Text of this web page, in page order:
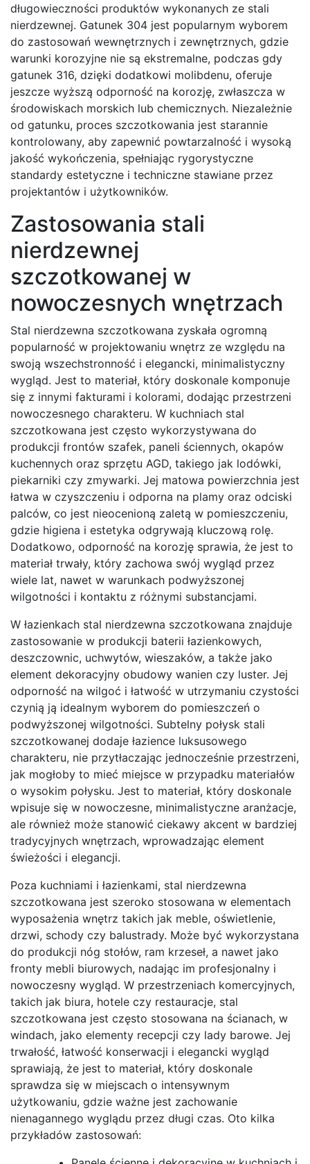
długowieczności produktów wykonanych ze stali
nierdzewnej. Gatunek 304 jest popularnym wyborem
do zastosowań wewnętrznych i zewnętrznych, gdzie
warunki korozyjne nie są ekstremalne, podczas gdy
gatunek 316, dzięki dodatkowi molibdenu, oferuje
jeszcze wyższą odporność na korozję, zwłaszcza w
środowiskach morskich lub chemicznych. Niezależnie
od gatunku, proces szczotkowania jest starannie
kontrolowany, aby zapewnić powtarzalność i wysoką
jakość wykończenia, spełniając rygorystyczne
standardy estetyczne i techniczne stawiane przez
projektantów i użytkowników.
Zastosowania stali
nierdzewnej
szczotkowanej w
nowoczesnych wnętrzach
Stal nierdzewna szczotkowana zyskała ogromną
popularność w projektowaniu wnętrz ze względu na
swoją wszechstronność i elegancki, minimalistyczny
wygląd. Jest to materiał, który doskonale komponuje
się z innymi fakturami i kolorami, dodając przestrzeni
nowoczesnego charakteru. W kuchniach stal
szczotkowana jest często wykorzystywana do
produkcji frontów szafek, paneli ściennych, okapów
kuchennych oraz sprzętu AGD, takiego jak lodówki,
piekarniki czy zmywarki. Jej matowa powierzchnia jest
łatwa w czyszczeniu i odporna na plamy oraz odciski
palców, co jest nieocenioną zaletą w pomieszczeniu,
gdzie higiena i estetyka odgrywają kluczową rolę.
Dodatkowo, odporność na korozję sprawia, że jest to
materiał trwały, który zachowa swój wygląd przez
wiele lat, nawet w warunkach podwyższonej
wilgotności i kontaktu z różnymi substancjami.
W łazienkach stal nierdzewna szczotkowana znajduje
zastosowanie w produkcji baterii łazienkowych,
deszczownic, uchwytów, wieszaków, a także jako
element dekoracyjny obudowy wanien czy luster. Jej
odporność na wilgoć i łatwość w utrzymaniu czystości
czynią ją idealnym wyborem do pomieszczeń o
podwyższonej wilgotności. Subtelny połysk stali
szczotkowanej dodaje łazience luksusowego
charakteru, nie przytłaczając jednocześnie przestrzeni,
jak mogłoby to mieć miejsce w przypadku materiałów
o wysokim połysku. Jest to materiał, który doskonale
wpisuje się w nowoczesne, minimalistyczne aranżacje,
ale również może stanowić ciekawy akcent w bardziej
tradycyjnych wnętrzach, wprowadzając element
świeżości i elegancji.
Poza kuchniami i łazienkami, stal nierdzewna
szczotkowana jest szeroko stosowana w elementach
wyposażenia wnętrz takich jak meble, oświetlenie,
drzwi, schody czy balustrady. Może być wykorzystana
do produkcji nóg stołów, ram krzeseł, a nawet jako
fronty mebli biurowych, nadając im profesjonalny i
nowoczesny wygląd. W przestrzeniach komercyjnych,
takich jak biura, hotele czy restauracje, stal
szczotkowana jest często stosowana na ścianach, w
windach, jako elementy recepcji czy lady barowe. Jej
trwałość, łatwość konserwacji i elegancki wygląd
sprawiają, że jest to materiał, który doskonale
sprawdza się w miejscach o intensywnym
użytkowaniu, gdzie ważne jest zachowanie
nienagannego wyglądu przez długi czas. Oto kilka
przykładów zastosowań: